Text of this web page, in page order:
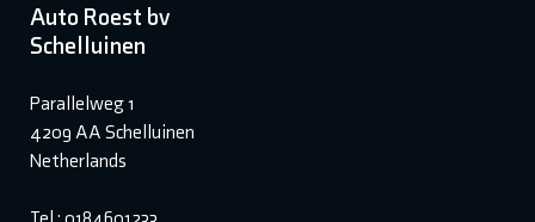
Auto Roest bv
Schelluinen
Parallelweg 1
4209 AA Schelluinen
Netherlands
Tel.: 0184601233